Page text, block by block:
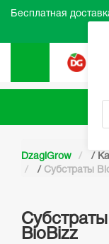
Бесплатная
DzagiGrow /
/ Субстраты
BioBizz